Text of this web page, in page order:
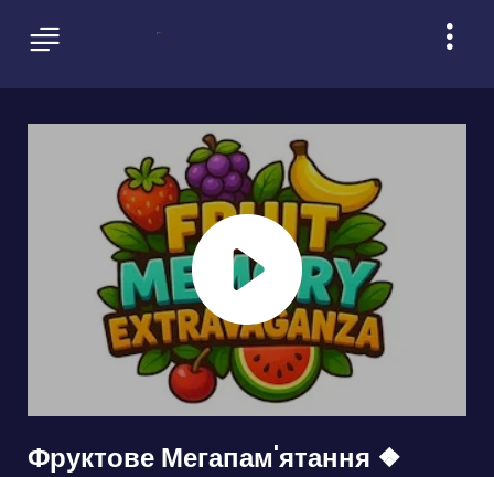
Фруктове Мегапам'ятання ❖